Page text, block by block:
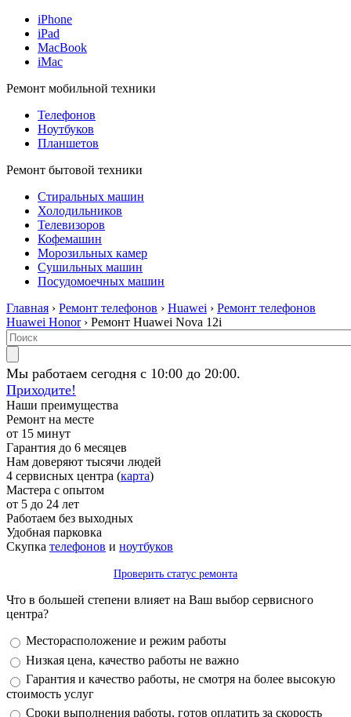
iPhone
iPad
MacBook
iMac
Ремонт мобильной техники
Телефонов
Ноутбуков
Планшетов
Ремонт бытовой техники
Стиральных машин
Холодильников
Телевизоров
Кофемашин
Морозильных камер
Сушильных машин
Посудомоечных машин
Главная › Ремонт телефонов › Huawei › Ремонт телефонов
Huawei Honor› Ремонт Huawei Nova 12i
Мы работаем сегодня с 10:00 до 20:00.
Приходите!
Наши преимущества
Ремонт на месте
от 15 минут
Гарантия до 6 месяцев
Нам доверяют тысячи людей
4 сервисных центра (карта)
Мастера с опытом
от 5 до 24 лет
Работаем без выходных
Удобная парковка
Скупка телефонов и ноутбуков
Проверить статус ремонта
Что в большей степени влияет на Ваш выбор сервисного
центра?
Варианты
Месторасположение и режим работы
Низкая цена, качество работы не важно
Гарантия и качество работы, не смотря на более высокую
стоимость услуг
Сроки выполнения работы, готов оплатить за скорость